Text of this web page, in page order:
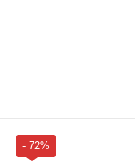
- 72%